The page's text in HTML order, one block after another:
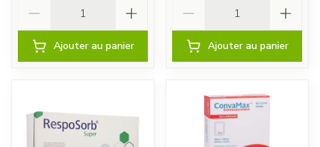
Ajouter au panier Ajouter au panier